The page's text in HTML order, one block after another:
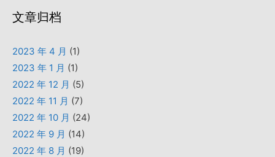
文章归档
2023 年 4 月 (1)
2023 年 1 月 (1)
2022 年 12 月 (5)
2022 年 11 月 (7)
2022 年 10 月 (24)
2022 年 9 月 (14)
2022 年 8 月 (19)